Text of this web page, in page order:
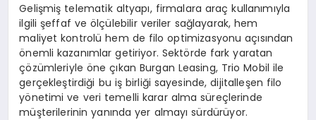
Gelişmiş telematik altyapı, firmalara araç kullanımıyla
ilgili şeffaf ve ölçülebilir veriler sağlayarak, hem
maliyet kontrolü hem de filo optimizasyonu açısından
önemli kazanımlar getiriyor. Sektörde fark yaratan
çözümleriyle öne çıkan Burgan Leasing, Trio Mobil ile
gerçekleştirdiği bu iş birliği sayesinde, dijitalleşen filo
yönetimi ve veri temelli karar alma süreçlerinde
müşterilerinin yanında yer almayı sürdürüyor.